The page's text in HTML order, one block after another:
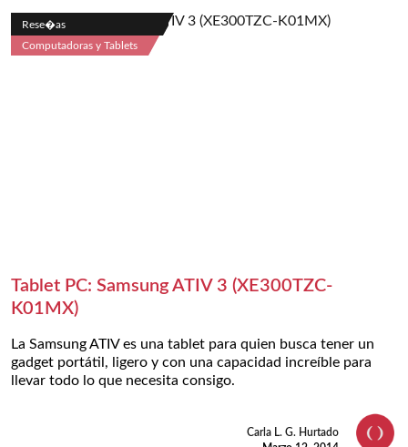
Rese�as
Computadoras y Tablets
Tablet PC: Samsung ATIV 3 (XE300TZC-
K01MX)
La Samsung ATIV es una tablet para quien busca tener un
gadget portátil, ligero y con una capacidad increíble para
llevar todo lo que necesita consigo.
Carla L. G. Hurtado